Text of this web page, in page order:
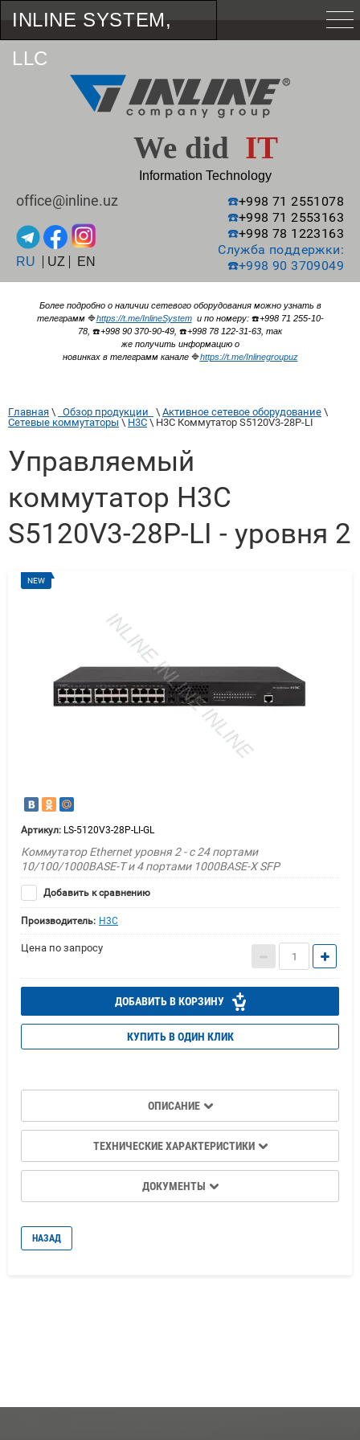
INLINE SYSTEM,
LLC
We did IT
Information Technology
office@inline.uz
RU UZ EN
☎️+998 71 2551078
☎️+998 71 2553163
☎️+998 78 1223163
Служба поддержки:
☎️+998 90 3709049
Более подробно о наличии сетевого оборудования можно узнать в
телеграмм 🔷https://t.me/InlineSystemи по номеру: ☎️+998 71 255-10-
78, ☎️+998 90 370-90-49, ☎️+998 78 122-31-63, так
же получить информацию о
новинках в телеграмм канале 🔷https://t.me/Inlinegroupuz
Главная \ Обзор продукции \ Активное сетевое оборудование
Сетевые коммутаторы \ H3C \ H3C Коммутатор S5120V3-28P-LI
Управляемый
коммутатор H3C
S5120V3-28P-LI - уровня 2
NEW
Артикул: LS-5120V3-28P-LI-GL
Коммутатор Ethernet уровня 2 - с 24 портами
10/100/1000BASE-T и 4 портами 1000BASE-X SFP
Добавить к сравнению
Производитель: H3C
Цена по запросу
ДОБАВИТЬ В КОРЗИНУ
КУПИТЬ В ОДИН КЛИК
ОПИСАНИЕ
ТЕХНИЧЕСКИЕ ХАРАКТЕРИСТИКИ
ДОКУМЕНТЫ
НАЗАД